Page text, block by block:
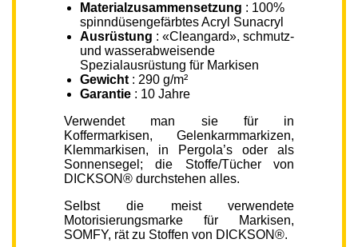
Materialzusammensetzung : 100%
spinndüsengefärbtes Acryl Sunacryl
Ausrüstung : «Cleangard», schmutz-
und wasserabweisende
Spezialausrüstung für Markisen
Gewicht : 290 g/m²
Garantie : 10 Jahre
Verwendet man sie für in
Koffermarkisen, Gelenkarmmarkizen,
Klemmarkisen, in Pergola’s oder als
Sonnensegel; die Stoffe/Tücher von
DICKSON® durchstehen alles.
Selbst die meist verwendete
Motorisierungsmarke für Markisen,
SOMFY, rät zu Stoffen von DICKSON®.